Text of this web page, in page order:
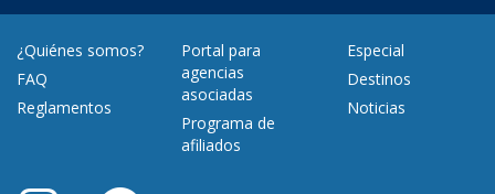
¿Quiénes somos?
FAQ
Reglamentos
Portal para
agencias
asociadas
Programa de
afiliados
Especial
Destinos
Noticias